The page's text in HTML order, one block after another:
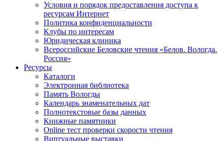
Условия и порядок предоставления доступа к
ресурсам Интернет
Политика конфиденциальности
Клубы по интересам
Юридическая клиника
Всероссийские Беловские чтения «Белов. Вологда.
Россия»
Ресурсы
Каталоги
Электронная библиотека
Память Вологды
Календарь знаменательных дат
Полнотекстовые базы данных
Книжные памятники
Online тест проверки скорости чтения
Виртуальные выставки